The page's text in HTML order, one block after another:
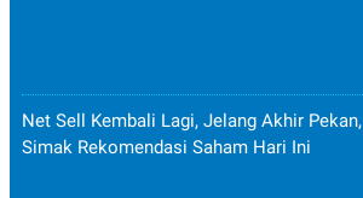
Net Sell Kembali Lagi, Jelang Akhir Pekan,
Simak Rekomendasi Saham Hari Ini